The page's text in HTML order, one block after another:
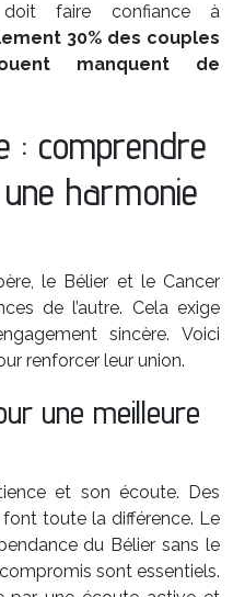
doit faire confiance à
30% des couples
manquent de
: comprendre
harmonie
le Bélier et le Cancer
de l’autre. Cela exige
sincère. Voici
renforcer leur union.
une meilleure
et son écoute. Des
font toute la différence. Le
du Bélier sans le
sont essentiels.